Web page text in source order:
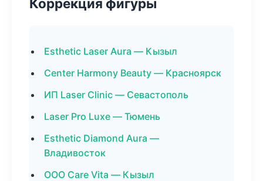
Коррекция фигуры
Esthetic Laser Aura — Кызыл
Center Harmony Beauty — Красноярск
ИП Laser Clinic — Севастополь
Laser Pro Luxe — Тюмень
Esthetic Diamond Aura —
Владивосток
ООО Care Vita — Кызыл